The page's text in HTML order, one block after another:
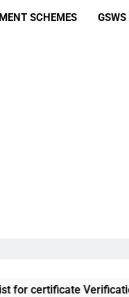
SCHEMES GSWS
Verification